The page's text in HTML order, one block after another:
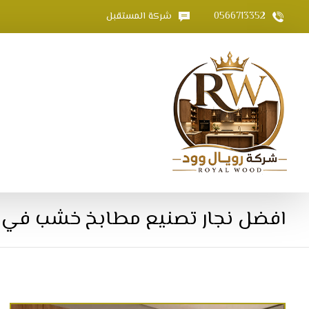
0566713352 شركة المستقبل
افضل نجار تصنيع مطابخ خشب